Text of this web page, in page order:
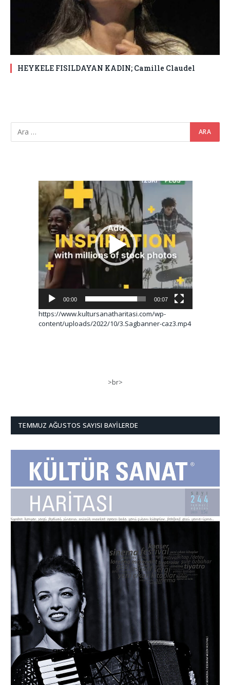
HEYKELE FISILDAYAN KADIN; Camille Claudel
Video
oynatıcı
00:00 00:07
https://www.kultursanatharitasi.com/wp-
content/uploads/2022/10/3.Sagbanner-caz3.mp4
>br>
TEMMUZ AĞUSTOS SAYISI BAYILERDE